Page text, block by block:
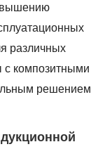
различных
с композитными
решением